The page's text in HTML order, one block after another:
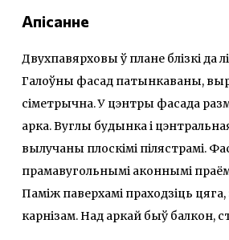
Апісанне
Двухпавярховы ў плане блізкі да
Галоўны фасад патынкаваны,
сіметрычна. У цэнтры фасада
арка. Вуглы будынка і
вылучаны плоскімі пілястрамі.
прамавугольнымі аконнымі
Паміж паверхамі праходзіць
карнізам. Над аркай быў балкон,